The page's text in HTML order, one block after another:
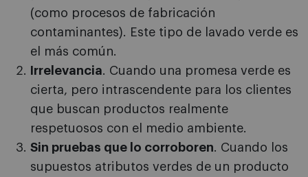
(como procesos de fabricación
contaminantes). Este tipo de lavado verde es
el más común.
Irrelevancia. Cuando una promesa verde es
cierta, pero intrascendente para los clientes
que buscan productos realmente
respetuosos con el medio ambiente.
Sin pruebas que lo corroboren. Cuando los
supuestos atributos verdes de un producto